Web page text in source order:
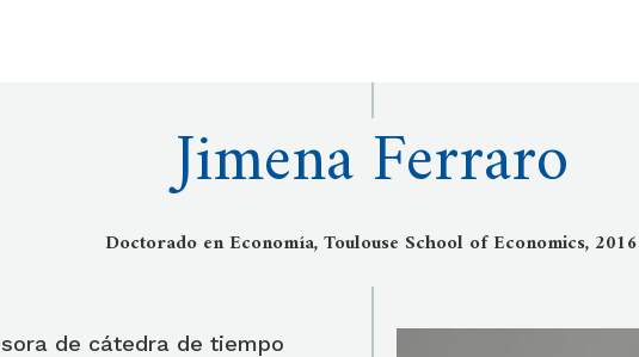
Jimena Ferraro
Doctorado en Economía, Toulouse School of Economics, 2016
de cátedra de tiempo